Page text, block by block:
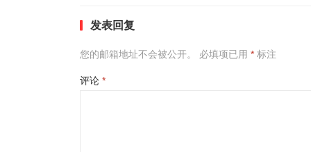
发表回复
您的邮箱地址不会被公开。 必填项已用 *标注
评论 *